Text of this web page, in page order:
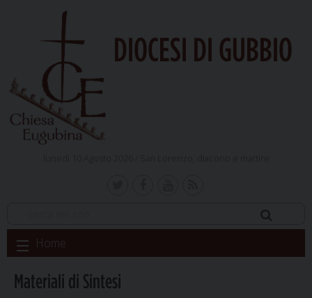
DIOCESI DI GUBBIO
Skip
to
Home
Materiali di Sintesi